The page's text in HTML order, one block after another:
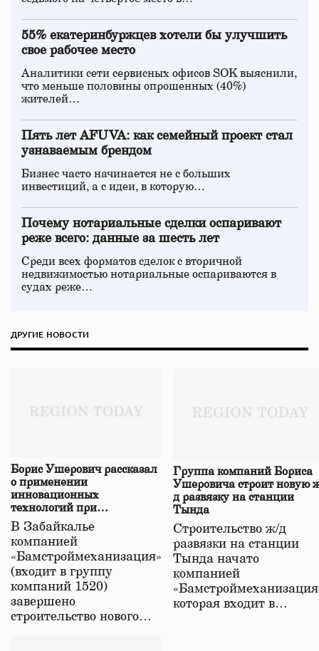
55% екатеринбуржцев хотели бы улучшить
свое рабочее место
Аналитики сети сервисных офисов SOK выяснили,
что меньше половины опрошенных (40%)
жителей…
Пять лет AFUVA: как семейный проект стал
узнаваемым брендом
Бизнес часто начинается не с больших
инвестиций, а с идеи, в которую…
Почему нотариальные сделки оспаривают
реже всего: данные за шесть лет
Среди всех форматов сделок с вторичной
недвижимостью нотариальные оспариваются в
судах реже…
ДРУГИЕ НОВОСТИ
Борис Ушерович рассказал
о применении
инновационных
технологий при
строительстве нового моста
в Забайкалье
В Забайкалье
компанией
«Бамстроймеханизация»
(входит в группу
компаний 1520)
завершено
строительство нового…
Группа компаний Бориса
Ушеровича строит новую
д развязку на станции
Тында
Строительство ж/д
развязки на станции
Тында начато
компанией
которая входит в…